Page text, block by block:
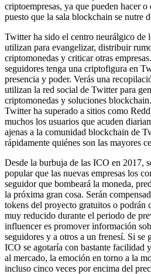
criptoempresas, ya que pueden hacer o
puesto que la sala blockchain se nutre
Twitter ha sido el centro neurálgico de
utilizan para evangelizar, distribuir
criptomonedas y criticar otras
seguidores tenga una criptofigura en
presencia y poder. Verás una
utilizan la red social de Twitter para
criptomonedas y soluciones
Twitter ha superado a sitios como
muchos los usuarios que acuden
ajenas a la comunidad blockchain de
rápidamente quiénes son las mayores
Desde la burbuja de las ICO en 2017,
popular que las nuevas empresas los
seguidor que bombeará la moneda,
la próxima gran cosa. Serán
tokens del proyecto gratuitos o podrán
muy reducido durante el periodo de
influencer es promover información
seguidores y a otros a un frenesí. Si se
ICO se agotaría con bastante facilidad
al mercado, la emoción en torno a la
incluso cinco veces por encima del